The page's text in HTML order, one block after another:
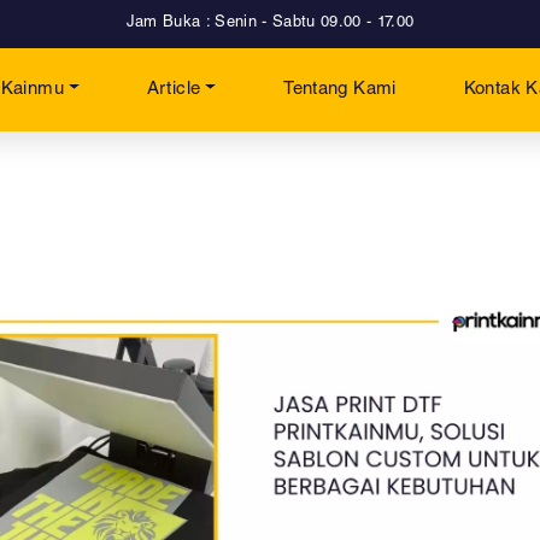
Jam Buka : Senin - Sabtu 09.00 - 17.00
Article Tentang Kami Kontak